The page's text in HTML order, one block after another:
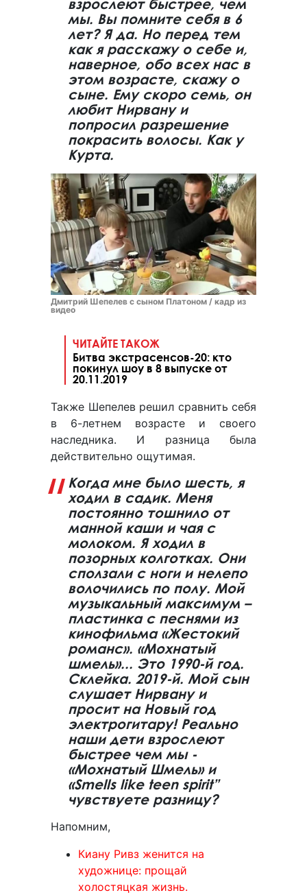
взрослеют быстрее, чем
мы. Вы помните себя в 6
лет? Я да. Но перед тем
как я расскажу о себе и,
наверное, обо всех нас в
этом возрасте, скажу о
сыне. Ему скоро семь, он
любит Нирвану и
попросил разрешение
покрасить волосы. Как у
Курта.
Дмитрий Шепелев с сыном Платоном / кадр из
видео
ЧИТАЙТЕ ТАКОЖ
Битва экстрасенсов-20: кто
покинул шоу в 8 выпуске от
20.11.2019
Также Шепелев решил сравнить себя
в 6-летнем возрасте и своего
наследника. И разница была
действительно ощутимая.
Когда мне было шесть, я
ходил в садик. Меня
постоянно тошнило от
манной каши и чая с
молоком. Я ходил в
позорных колготках. Они
сползали с ноги и нелепо
волочились по полу. Мой
музыкальный максимум –
пластинка с песнями из
кинофильма «Жестокий
романс». «Мохнатый
шмель»... Это 1990-й год.
Склейка. 2019-й. Мой сын
слушает Нирвану и
просит на Новый год
электрогитару! Реально
наши дети взрослеют
быстрее чем мы -
«Мохнатый Шмель» и
«Smells like teen spirit”
чувствуете разницу?
Напомним,
Киану Ривз женится на
художнице: прощай
холостяцкая жизнь.